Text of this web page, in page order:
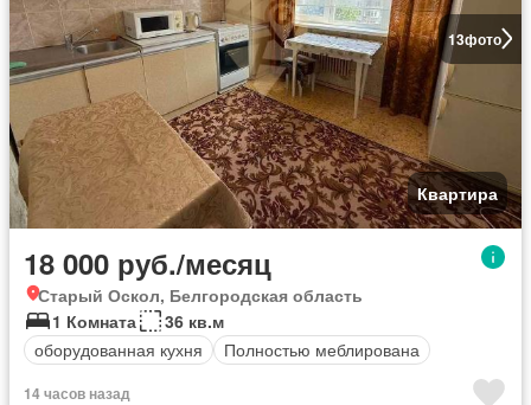
13фото
Квартира
18 000 руб./месяц
Старый Оскол, Белгородская область
1 Комната
36 кв.м
оборудованная кухня
Полностью меблирована
14 часов назад